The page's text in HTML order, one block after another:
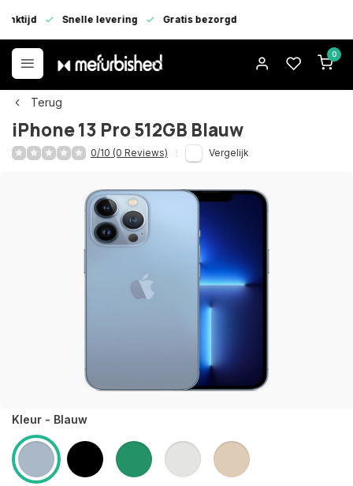
Snelle levering Gratis bezorgd
0
Terug
iPhone 13 Pro 512GB Blauw
0/10 (0 Reviews) Vergelijk
Kleur - Blauw